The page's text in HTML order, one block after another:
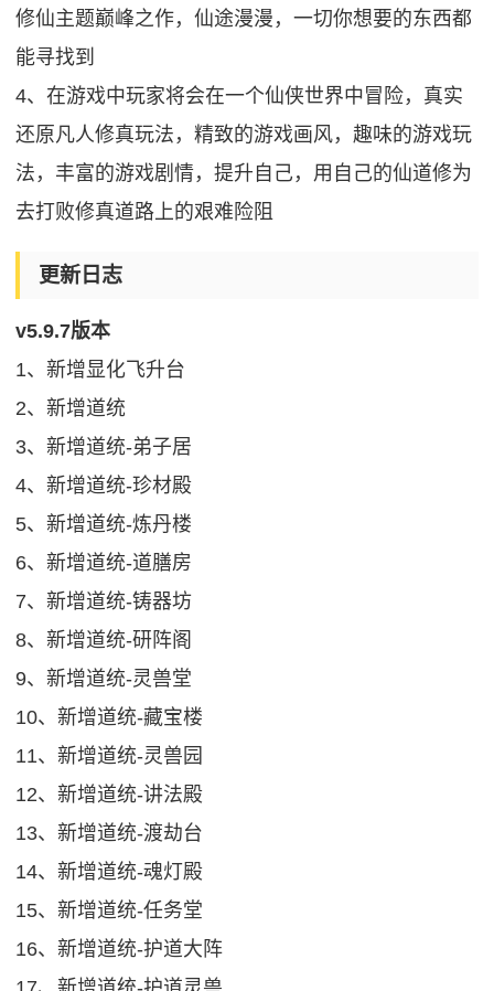
修仙主题巅峰之作，仙途漫漫，一切你想要的东西都
能寻找到
4、在游戏中玩家将会在一个仙侠世界中冒险，真实
还原凡人修真玩法，精致的游戏画风，趣味的游戏玩
法，丰富的游戏剧情，提升自己，用自己的仙道修为
去打败修真道路上的艰难险阻
更新日志
v5.9.7版本
1、新增显化飞升台
2、新增道统
3、新增道统-弟子居
4、新增道统-珍材殿
5、新增道统-炼丹楼
6、新增道统-道膳房
7、新增道统-铸器坊
8、新增道统-研阵阁
9、新增道统-灵兽堂
10、新增道统-藏宝楼
11、新增道统-灵兽园
12、新增道统-讲法殿
13、新增道统-渡劫台
14、新增道统-魂灯殿
15、新增道统-任务堂
16、新增道统-护道大阵